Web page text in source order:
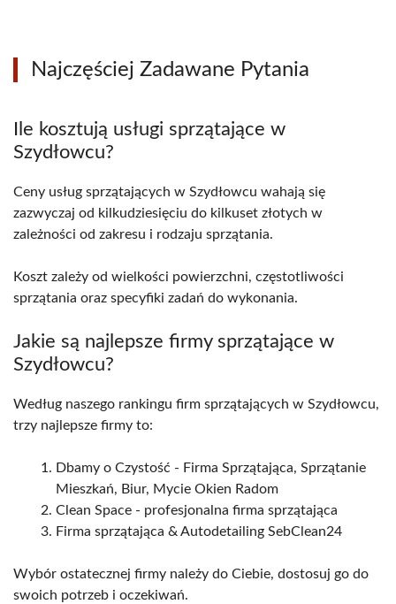
Najczęściej Zadawane Pytania
Ile kosztują usługi sprzątające w
Szydłowcu?
Ceny usług sprzątających w Szydłowcu wahają się
zazwyczaj od kilkudziesięciu do kilkuset złotych w
zależności od zakresu i rodzaju sprzątania.
Koszt zależy od wielkości powierzchni, częstotliwości
sprzątania oraz specyfiki zadań do wykonania.
Jakie są najlepsze firmy sprzątające w
Szydłowcu?
Według naszego rankingu firm sprzątających w Szydłowcu,
trzy najlepsze firmy to:
Dbamy o Czystość - Firma Sprzątająca, Sprzątanie
Mieszkań, Biur, Mycie Okien Radom
Clean Space - profesjonalna firma sprzątająca
Firma sprzątająca & Autodetailing SebClean24
Wybór ostatecznej firmy należy do Ciebie, dostosuj go do
swoich potrzeb i oczekiwań.